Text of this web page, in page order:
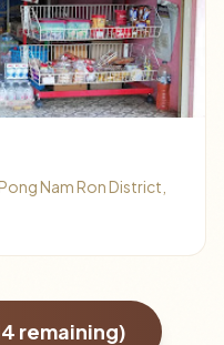
Nam Ron District,
remaining)